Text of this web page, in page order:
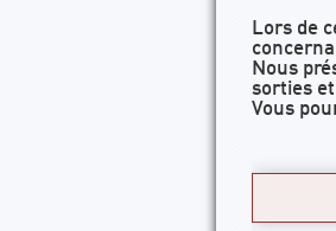
Lors de
Nous
sorties
Vous